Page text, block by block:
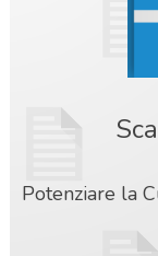
Potenziare la